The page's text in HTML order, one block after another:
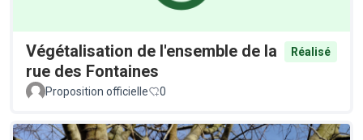
Végétalisation de l'ensemble de la
rue des Fontaines
Réalisé
Proposition officielle 0